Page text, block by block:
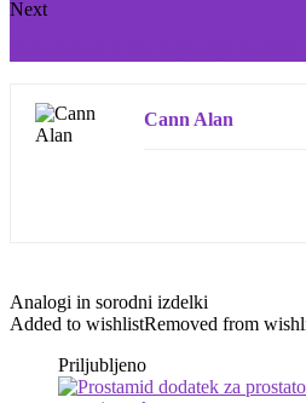
Next
Cann Alan
Analogi in sorodni izdelki
Added to wishlistRemoved from
Priljubljeno